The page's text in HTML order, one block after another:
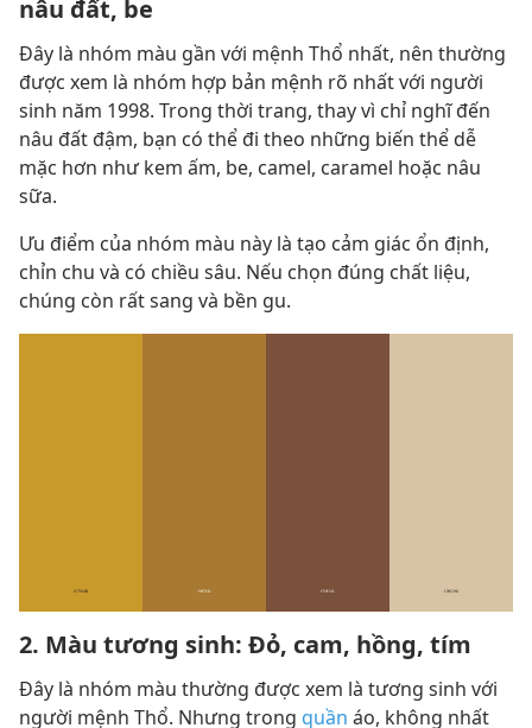
nâu đất, be
Đây là nhóm màu gần với mệnh Thổ nhất, nên thường
được xem là nhóm hợp bản mệnh rõ nhất với người
sinh năm 1998. Trong thời trang, thay vì chỉ nghĩ đến
nâu đất đậm, bạn có thể đi theo những biến thể dễ
mặc hơn như kem ấm, be, camel, caramel hoặc nâu
sữa.
Ưu điểm của nhóm màu này là tạo cảm giác ổn định,
chỉn chu và có chiều sâu. Nếu chọn đúng chất liệu,
chúng còn rất sang và bền gu.
2. Màu tương sinh: Đỏ, cam, hồng, tím
Đây là nhóm màu thường được xem là tương sinh với
người mệnh Thổ. Nhưng trong quần áo, không nhất